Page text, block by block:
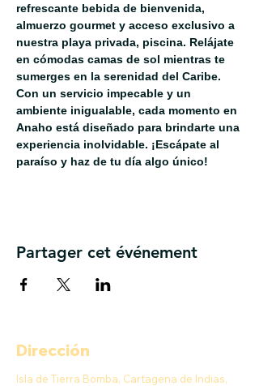
refrescante bebida de bienvenida,
almuerzo gourmet y acceso exclusivo a
nuestra playa privada, piscina. Relájate
en cómodas camas de sol mientras te
sumerges en la serenidad del Caribe.
Con un servicio impecable y un
ambiente inigualable, cada momento en
Anaho está diseñado para brindarte una
experiencia inolvidable. ¡Escápate al
paraíso y haz de tu día algo único!
Partager cet événement
Dirección
Isla de Tierra Bomba, Cartagena de Indias,